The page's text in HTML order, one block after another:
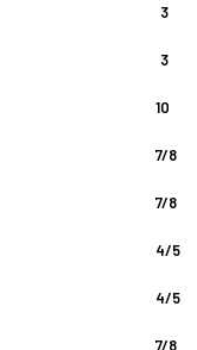
3
3
10
7/8
7/8
4/5
4/5
7/8